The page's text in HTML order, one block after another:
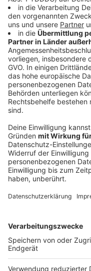
Bayern
Autofahrer rast der
einen Baum
Mit deutlich
riskanten
Baum. Die Ermittler
DEINE GEMERKTEN
Du hast dir noch